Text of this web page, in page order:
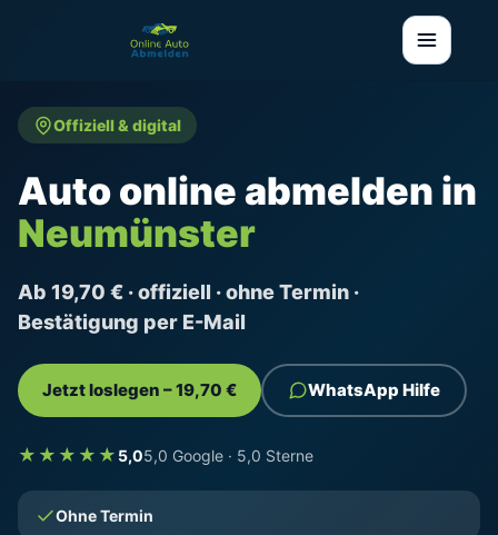
Offiziell & digital
Auto online abmelden in
Neumünster
Ab 19,70 € · offiziell · ohne Termin ·
Bestätigung per E-Mail
Jetzt loslegen – 19,70 € WhatsApp Hilfe
★★★★★ 5,05,0 Google · 5,0 Sterne
Ohne Termin